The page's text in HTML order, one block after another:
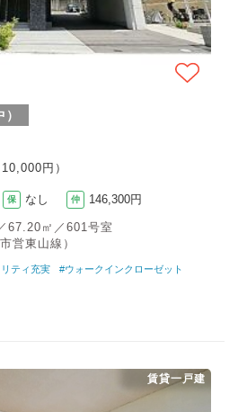
円）
保 なし 仲 146,300円
67.20㎡／601号室
営東山線）
ティ充実 #ウォークインクローゼット
賃貸一戸建